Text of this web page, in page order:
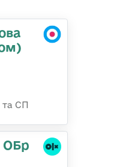
та СП
ОБр